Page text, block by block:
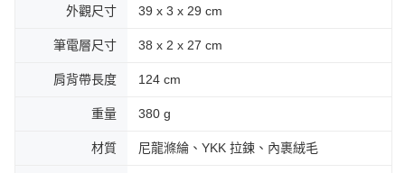
外觀尺寸 39 x 3 x 29 cm
筆電層尺寸 38 x 2 x 27 cm
肩背帶長度 124 cm
重量 380 g
材質 尼龍滌綸、YKK 拉鍊、內裹絨毛